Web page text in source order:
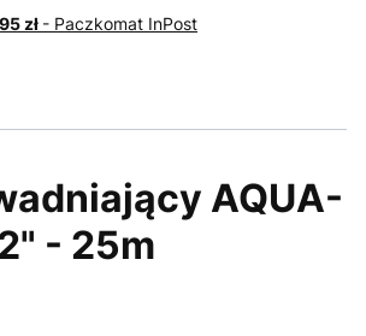
zł - Paczkomat InPost
AQUA-
- 25m